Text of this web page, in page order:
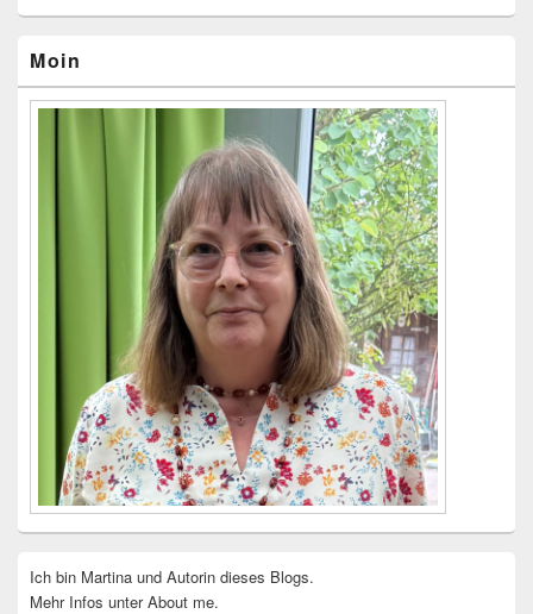
Seitenleisten-
Widgetbereich
Moin
Ich bin Martina und Autorin dieses Blogs.
Mehr Infos unter About me.